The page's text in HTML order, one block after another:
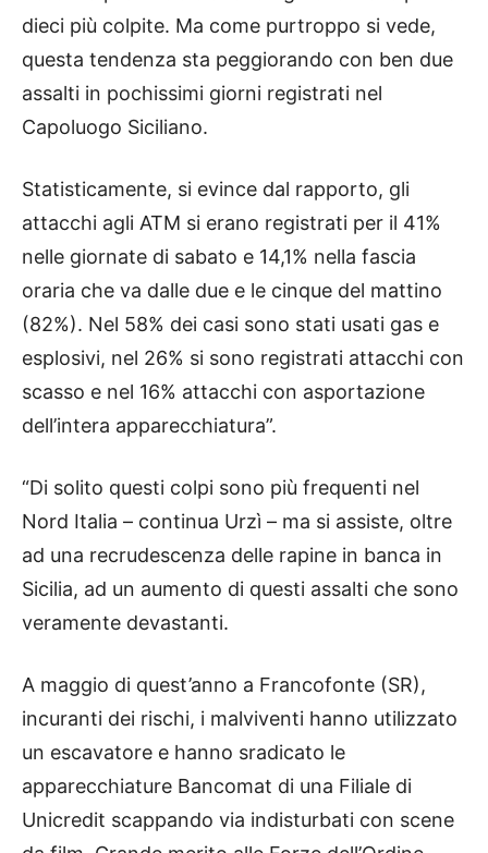
dieci più colpite. Ma come purtroppo si vede,
questa tendenza sta peggiorando con ben due
assalti in pochissimi giorni registrati nel
Capoluogo Siciliano.
Statisticamente, si evince dal rapporto, gli
attacchi agli ATM si erano registrati per il 41%
nelle giornate di sabato e 14,1% nella fascia
oraria che va dalle due e le cinque del mattino
(82%). Nel 58% dei casi sono stati usati gas e
esplosivi, nel 26% si sono registrati attacchi con
scasso e nel 16% attacchi con asportazione
dell’intera apparecchiatura”.
“Di solito questi colpi sono più frequenti nel
Nord Italia – continua Urzì – ma si assiste, oltre
ad una recrudescenza delle rapine in banca in
Sicilia, ad un aumento di questi assalti che sono
veramente devastanti.
A maggio di quest’anno a Francofonte (SR),
incuranti dei rischi, i malviventi hanno utilizzato
un escavatore e hanno sradicato le
apparecchiature Bancomat di una Filiale di
Unicredit scappando via indisturbati con scene